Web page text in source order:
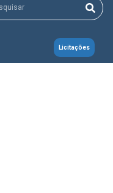
Licitações